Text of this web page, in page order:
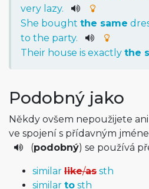
very lazy.
She bought the same
to the party.
Their house is exactly the
Podobný jako
Někdy ovšem nepoužijete ani
ve spojení s přídavným
(podobný) se používá
similar like/as sth
similar to sth